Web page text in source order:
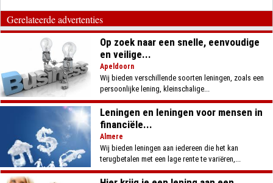
Gerelateerde advertenties
Op zoek naar een snelle, eenvoudige
en veilige...
Apeldoorn
Wij bieden verschillende soorten leningen, zoals een
persoonlijke lening, kleinschalige...
Leningen en leningen voor mensen in
financiële...
Almere
Wij bieden leningen aan iedereen die het kan
terugbetalen met een lage rente te variëren,...